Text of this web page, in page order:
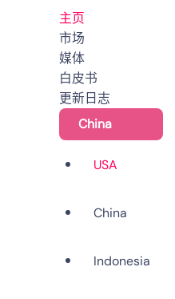
主页
市场
媒体
白皮书
更新日志
China
USA
China
Indonesia
略：隆重推出FastMoss TikTok
，全面升